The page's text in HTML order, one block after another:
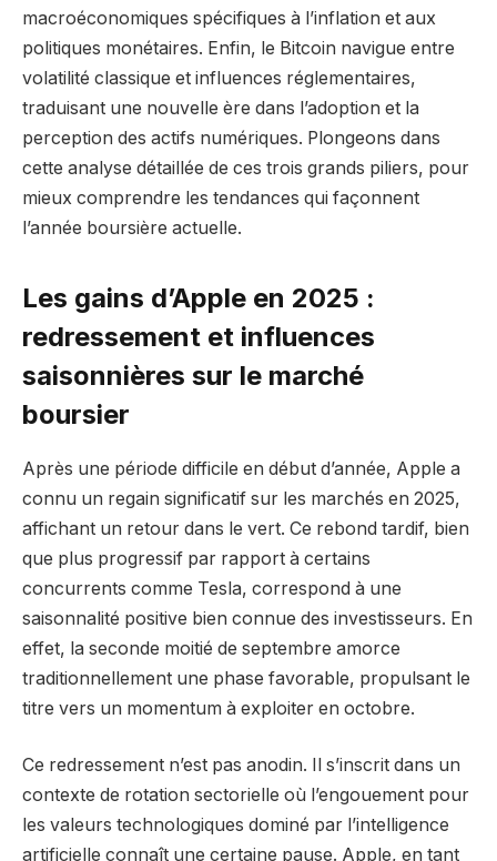
macroéconomiques spécifiques à l’inflation et aux
politiques monétaires. Enfin, le Bitcoin navigue entre
volatilité classique et influences réglementaires,
traduisant une nouvelle ère dans l’adoption et la
perception des actifs numériques. Plongeons dans
cette analyse détaillée de ces trois grands piliers, pour
mieux comprendre les tendances qui façonnent
l’année boursière actuelle.
Les gains d’Apple en 2025 :
redressement et influences
saisonnières sur le marché
boursier
Après une période difficile en début d’année, Apple a
connu un regain significatif sur les marchés en 2025,
affichant un retour dans le vert. Ce rebond tardif, bien
que plus progressif par rapport à certains
concurrents comme Tesla, correspond à une
saisonnalité positive bien connue des investisseurs. En
effet, la seconde moitié de septembre amorce
traditionnellement une phase favorable, propulsant le
titre vers un momentum à exploiter en octobre.
Ce redressement n’est pas anodin. Il s’inscrit dans un
contexte de rotation sectorielle où l’engouement pour
les valeurs technologiques dominé par l’intelligence
artificielle connaît une certaine pause. Apple, en tant